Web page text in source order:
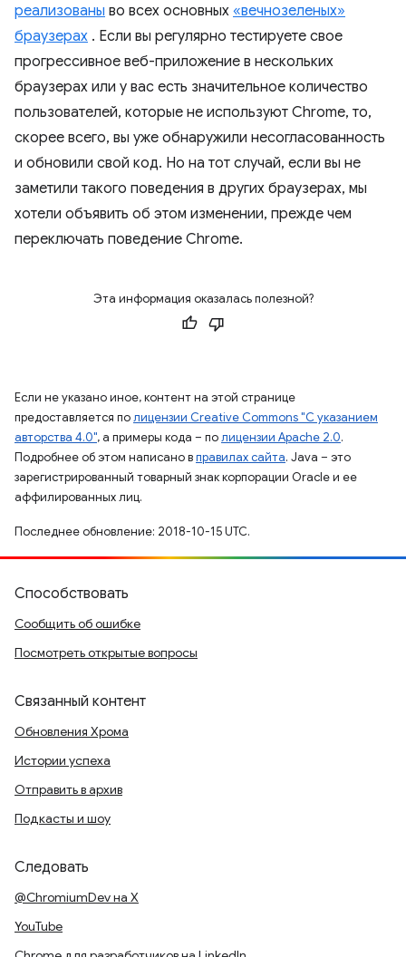
реализованы во всех основных «вечнозеленых»
браузерах . Если вы регулярно тестируете свое
прогрессивное веб-приложение в нескольких
браузерах или у вас есть значительное количество
пользователей, которые не используют Chrome, то,
скорее всего, вы уже обнаружили несогласованность
и обновили свой код. Но на тот случай, если вы не
заметили такого поведения в других браузерах, мы
хотели объявить об этом изменении, прежде чем
переключать поведение Chrome.
Эта информация оказалась полезной?
Если не указано иное, контент на этой странице
предоставляется полицензии Creative Commons "С указанием
авторства 4.0", а примеры кода – полицензии Apache 2.0.
Подробнее об этом написано вправилах сайта. Java – это
зарегистрированный товарный знак корпорации Oracle и ее
аффилированных лиц.
Последнее обновление: 2018-10-15 UTC.
Способствовать
Сообщить об ошибке
Посмотреть открытые вопросы
Связанный контент
Обновления Хрома
Истории успеха
Отправить в архив
Подкасты и шоу
Следовать
@ChromiumDev на X
YouTube